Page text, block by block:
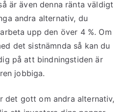
är även denna ränta väldigt
andra alternativ, du
upp den över 4 %. Om
det sistnämnda så kan du
på att bindningstiden är
jobbiga.
det gott om andra alternativ,